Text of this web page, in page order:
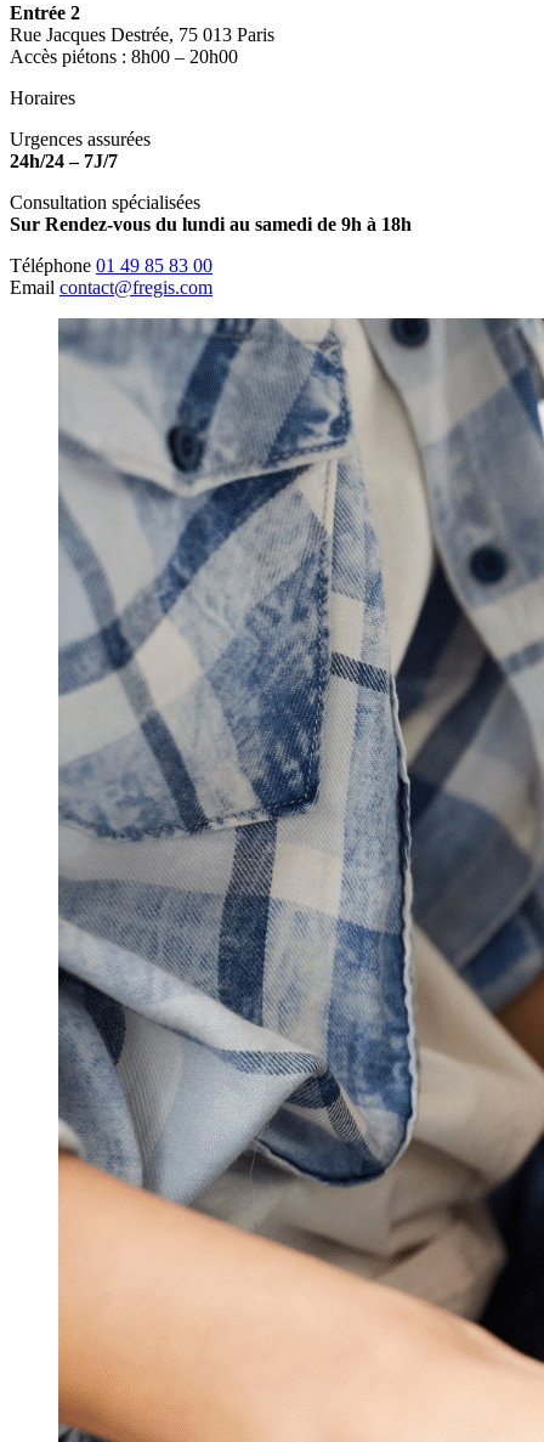
Entrée 2
Rue Jacques Destrée, 75 013 Paris
Accès piétons : 8h00 – 20h00
Horaires
Urgences assurées
24h/24 – 7J/7
Consultation spécialisées
Sur Rendez-vous du lundi au samedi de 9h à 18h
Téléphone 01 49 85 83 00
Email contact@fregis.com